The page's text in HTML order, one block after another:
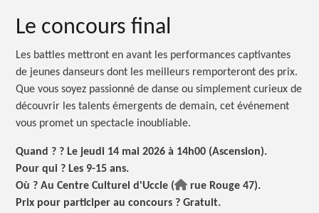
Le concours final
Les battles mettront en avant les performances captivantes
de jeunes danseurs dont les meilleurs remporteront des prix.
Que vous soyez passionné de danse ou simplement curieux de
découvrir les talents émergents de demain, cet événement
vous promet un spectacle inoubliable.
Quand ? ? Le jeudi 14 mai 2026 à 14h00 (Ascension).
Pour qui ? Les 9-15 ans.
Où ? Au Centre Culturel d'Uccle (
rue Rouge 47).
Prix pour participer au concours ? Gratuit.